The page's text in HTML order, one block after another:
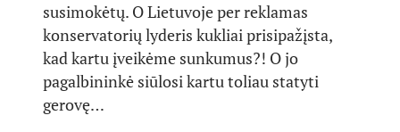
susimokėtų. O Lietuvoje per reklamas
konservatorių lyderis kukliai prisipažįsta,
kad kartu įveikėme sunkumus?! O jo
pagalbininkė siūlosi kartu toliau statyti
gerovę…